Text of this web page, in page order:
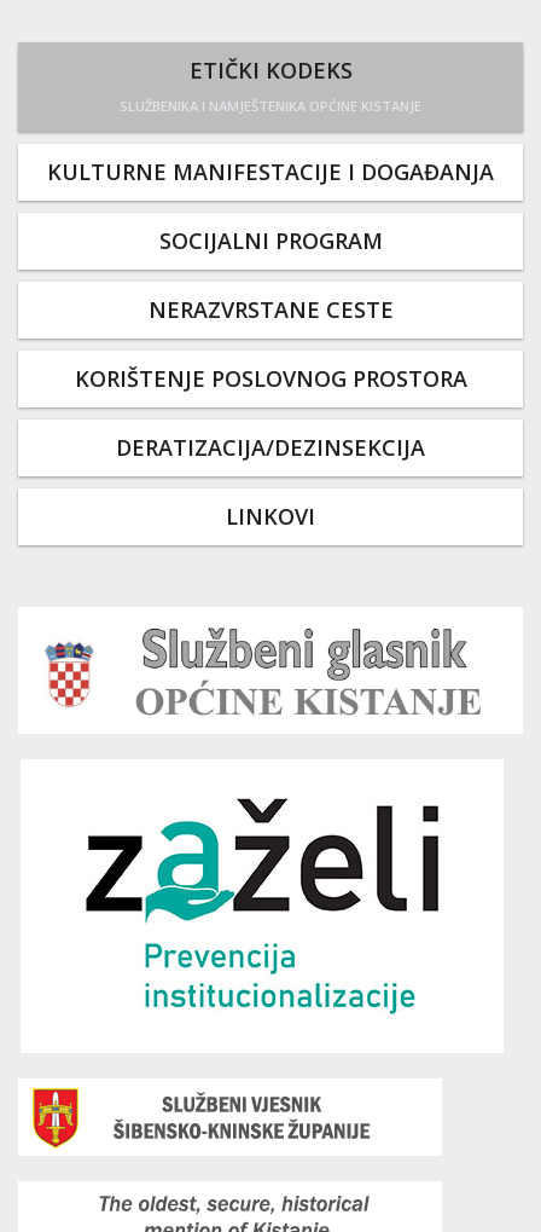
ETIČKI KODEKS
SLUŽBENIKA I NAMJEŠTENIKA OPĆINE KISTANJE
KULTURNE MANIFESTACIJE I DOGAĐANJA
SOCIJALNI PROGRAM
NERAZVRSTANE CESTE
KORIŠTENJE POSLOVNOG PROSTORA
DERATIZACIJA/DEZINSEKCIJA
LINKOVI